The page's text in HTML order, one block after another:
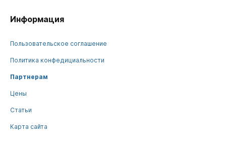
Информация
Пользовательское соглашение
Политика конфедициальности
Партнерам
Цены
Статьи
Карта сайта